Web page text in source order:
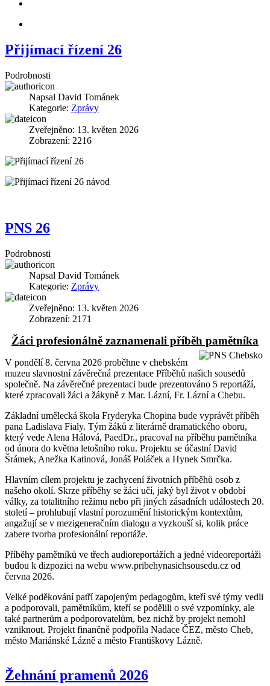
Přijímací řízení 26
Podrobnosti
Napsal David Tománek
Kategorie: Zprávy
Zveřejněno: 13. květen 2026
Zobrazení: 2216
PNS 26
Podrobnosti
Napsal David Tománek
Kategorie: Zprávy
Zveřejněno: 13. květen 2026
Zobrazení: 2171
Žáci profesionálně zaznamenali příběh pamětníka
V pondělí 8. června 2026 proběhne v chebském
muzeu slavnostní závěrečná prezentace Příběhů našich sousedů
společně. Na závěrečné prezentaci bude prezentováno 5 reportáží,
které zpracovali žáci a žákyně z Mar. Lázní, Fr. Lázní a Chebu.
Základní umělecká škola Fryderyka Chopina bude vyprávět příběh
pana Ladislava Fialy. Tým žáků z literárně dramatického oboru,
který vede Alena Hálová, PaedDr., pracoval na příběhu pamětníka
od února do května letošního roku. Projektu se účastní David
Šrámek, Anežka Katinová, Jonáš Poláček a Hynek Smrčka.
Hlavním cílem projektu je zachycení životních příběhů osob z
našeho okolí. Skrze příběhy se žáci učí, jaký byl život v období
války, za totalitního režimu nebo při jiných zásadních událostech 20.
století – prohlubují vlastní porozumění historickým kontextům,
angažují se v mezigeneračním dialogu a vyzkouší si, kolik práce
zabere tvorba profesionální reportáže.
Příběhy pamětníků ve třech audioreportážích a jedné videoreportáži
budou k dizpozici na webu www.pribehynasichsousedu.cz od
června 2026.
Velké poděkování patří zapojeným pedagogům, kteří své týmy vedli
a podporovali, pamětníkům, kteří se podělili o své vzpomínky, ale
také partnerům a podporovatelům, bez nichž by projekt nemohl
vzniknout. Projekt finančně podpořila Nadace ČEZ, město Cheb,
město Mariánské Lázně a město Františkovy Lázně.
Žehnání pramenů 2026